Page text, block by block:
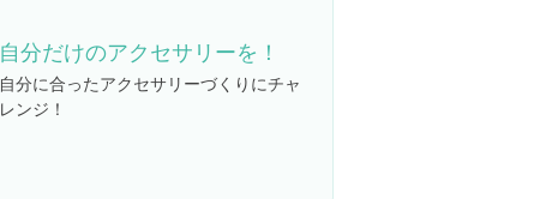
自分だけのアクセサリーを！
自分に合ったアクセサリーづくりにチャ
レンジ！